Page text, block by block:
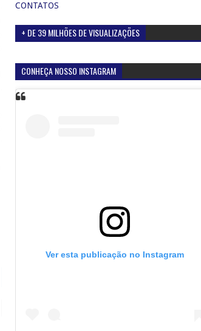
CONTATOS
+ DE 39 MILHÕES DE VISUALIZAÇÕES
CONHEÇA NOSSO INSTAGRAM
Ver esta publicação no Instagram